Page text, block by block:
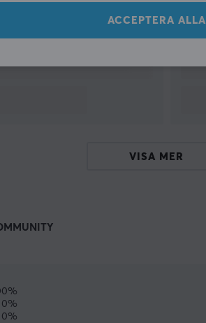
VISA MER
0%
0%
ACCEPTERA ALLA